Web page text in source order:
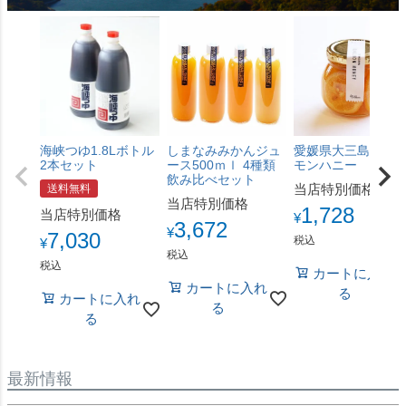
海峡つゆ1.8Lボトル
2本セット
送料無料
当店特別価格
¥7,030
税込
カートに入れ
る
しまなみみかんジュ
ース500ｍｌ 4種類
飲み比べセット
当店特別価格
¥3,672
税込
カートに入れ
る
愛媛県大三島産島
モンハニー
当店特別価格
¥1,728
税込
カートに入れ
る
最新情報